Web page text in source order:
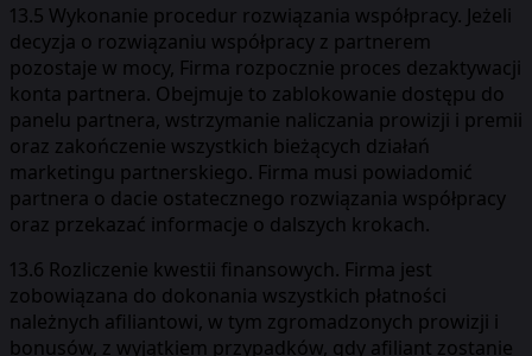
13.5 Wykonanie procedur rozwiązania współpracy. Jeżeli
decyzja o rozwiązaniu współpracy z partnerem
pozostaje w mocy, Firma rozpocznie proces dezaktywacji
konta partnera. Obejmuje to zablokowanie dostępu do
panelu partnera, wstrzymanie naliczania prowizji i premii
oraz zakończenie wszystkich bieżących działań
marketingu partnerskiego. Firma musi powiadomić
partnera o dacie ostatecznego rozwiązania współpracy
oraz przekazać informacje o dalszych krokach.
13.6 Rozliczenie kwestii finansowych. Firma jest
zobowiązana do dokonania wszystkich płatności
należnych afiliantowi, w tym zgromadzonych prowizji i
bonusów, z wyjątkiem przypadków, gdy afiliant zostanie